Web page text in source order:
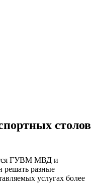
столов
ГУВМ МВД и
решать разные
услугах более